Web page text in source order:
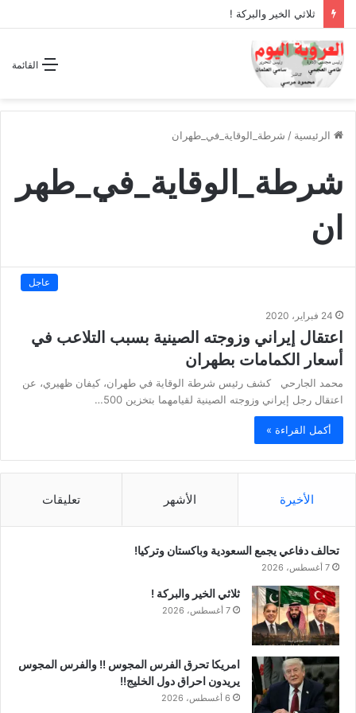
ثلاثي الخير والبركة !
القائمة
الرئيسية / شرطة_الوقاية_في_طهران
شرطة_الوقاية_في_طهر
ان
عاجل
24 فبراير، 2020
اعتقال إيراني وزوجته الصينية بسبب التلاعب في
أسعار الكمامات بطهران
محمد الجارحي كشف رئيس شرطة الوقاية في طهران، كيفان ظهيري، عن
اعتقال رجل إيراني وزوجته الصينية لقيامهما بتخزين 500…
أكمل القراءة »
الأخيرة الأشهر تعليقات
تحالف دفاعي يجمع السعودية وباكستان وتركيا!
7 أغسطس، 2026
ثلاثي الخير والبركة !
7 أغسطس، 2026
امريكا تحرق الفرس المجوس !! والفرس المجوس
يريدون احراق دول الخليج!!
6 أغسطس، 2026